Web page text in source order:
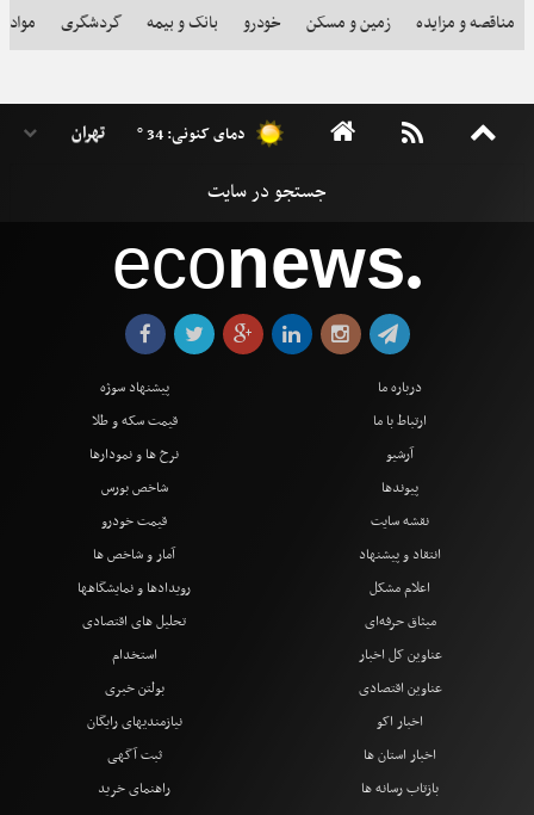
مناقصه و مزایده زمین و مسکن خودرو بانک و بیمه گردشگری مواد
دمای کنونی: 34 °
econews●
درباره ما
ارتباط با ما
آرشیو
پیوندها
نقشه سایت
انتقاد و پیشنهاد
اعلام مشکل
میثاق حرفه‌ای
پیشنهاد سوژه
قیمت سکه و طلا
نرخ ها و نمودارها
شاخص بورس
قیمت خودرو
آمار و شاخص ها
رویدادها و نمایشگاهها
تحلیل های اقتصادی
عناوین کل اخبار
عناوین اقتصادی
اخبار اکو
اخبار استان ها
بازتاب رسانه ها
استخدام
بولتن خبری
نیازمندیهای رایگان
ثبت آگهی
راهنمای خرید